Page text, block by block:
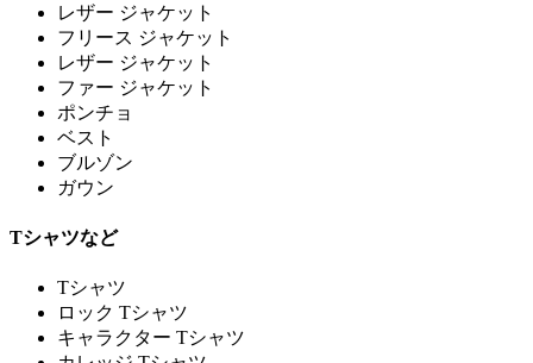
レザー ジャケット
フリース ジャケット
レザー ジャケット
ファー ジャケット
ポンチョ
ベスト
ブルゾン
ガウン
Tシャツなど
Tシャツ
ロック Tシャツ
キャラクター Tシャツ